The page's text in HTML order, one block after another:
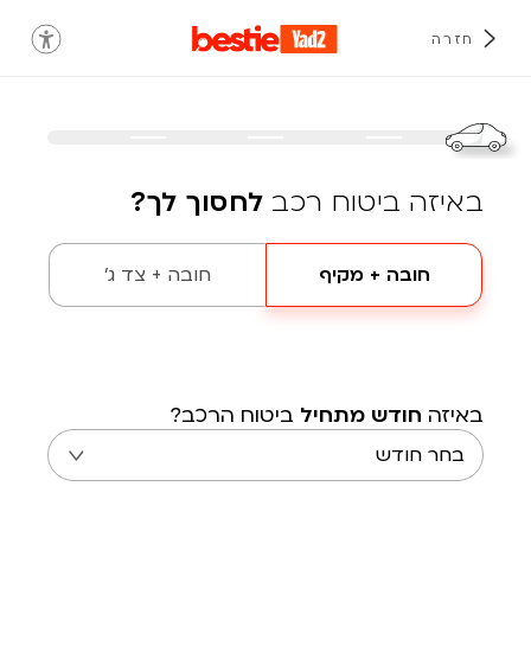
חזרה
באיזה ביטוח רכב לחסוך לך?
חובה + מקיף חובה + צד ג'
באיזה חודש מתחיל ביטוח הרכב?